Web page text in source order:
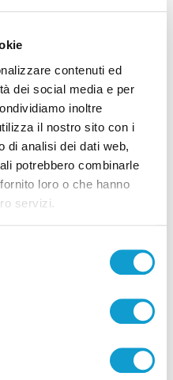
contenuti ed
dei social media e per
inoltre
il nostro sito con i
di analisi dei dati web,
potrebbero combinarle
loro o che hanno
servizi.
di 5 alpinisti morti,
Marcello